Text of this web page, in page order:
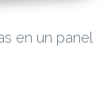
en un panel